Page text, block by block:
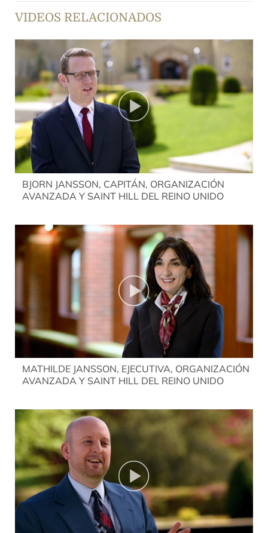
VIDEOS RELACIONADOS
BJORN JANSSON, CAPITÁN, ORGANIZACIÓN
AVANZADA Y SAINT HILL DEL REINO UNIDO
MATHILDE JANSSON, EJECUTIVA, ORGANIZACIÓN
AVANZADA Y SAINT HILL DEL REINO UNIDO